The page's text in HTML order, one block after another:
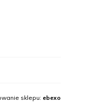
sklepu: ebexo